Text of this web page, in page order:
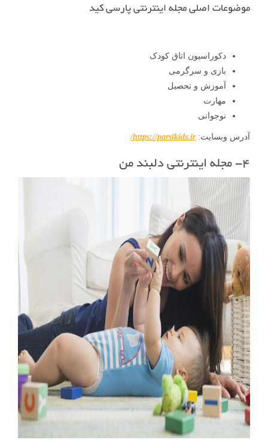
موضوعات اصلی مجله اینترنتی پارسی کید
دکوراسیون اتاق کودک
بازی و سرگرمی
آموزش و تحصیل
مهارت
نوجوانی
آدرس وبسایت:https://parsikids.ir/
۴- مجله اینترنتی دلبند من